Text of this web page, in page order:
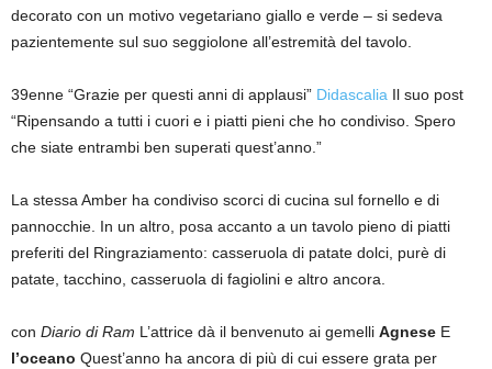
decorato con un motivo vegetariano giallo e verde – si sedeva
pazientemente sul suo seggiolone all’estremità del tavolo.
39enne “Grazie per questi anni di applausi” Didascalia Il suo post
“Ripensando a tutti i cuori e i piatti pieni che ho condiviso. Spero
che siate entrambi ben superati quest’anno.”
La stessa Amber ha condiviso scorci di cucina sul fornello e di
pannocchie. In un altro, posa accanto a un tavolo pieno di piatti
preferiti del Ringraziamento: casseruola di patate dolci, purè di
patate, tacchino, casseruola di fagiolini e altro ancora.
con Diario di Ram L’attrice dà il benvenuto ai gemelli Agnese E
l’oceano Quest’anno ha ancora di più di cui essere grata per